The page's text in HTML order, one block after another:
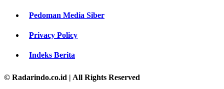
Pedoman Media Siber
Privacy Policy
Indeks Berita
© Radarindo.co.id | All Rights Reserved